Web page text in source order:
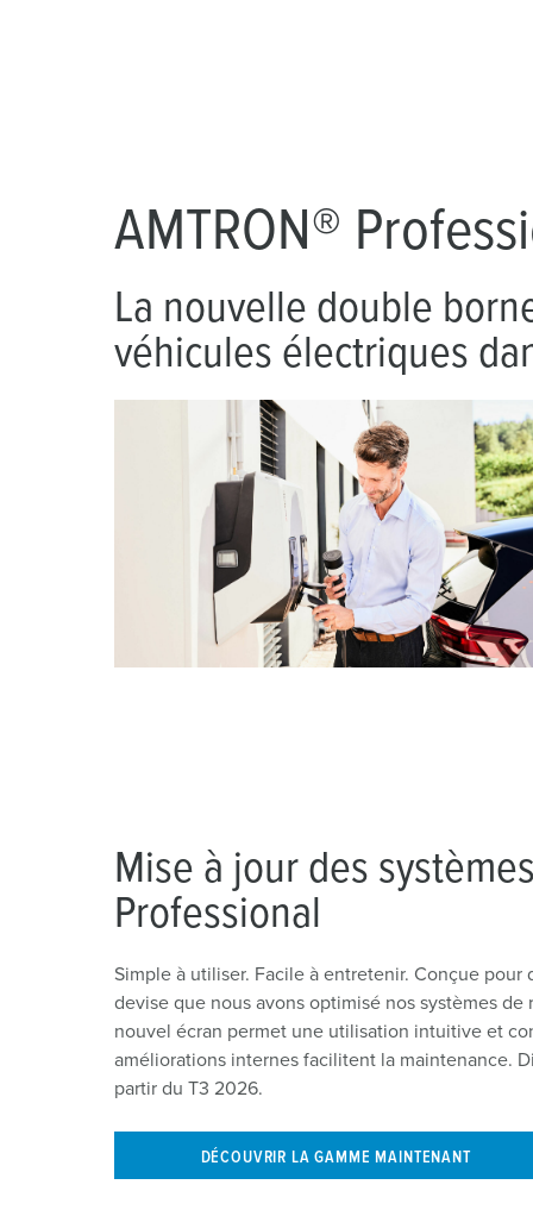
AMTRON®
La nouvelle double
véhicules électriques
Mise à jour des
Professional
Simple à utiliser. Facile à entretenir. Conçue pour
devise que nous avons optimisé nos systèmes de
nouvel écran permet une utilisation intuitive et
améliorations internes facilitent la maintenance.
partir du T3 2026.
DÉCOUVRIR LA GAMME MAINTENANT